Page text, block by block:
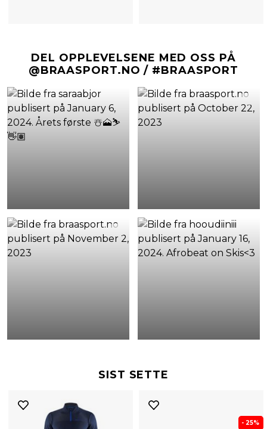
DEL OPPLEVELSENE MED OSS PÅ
@BRAASPORT.NO / #BRAASPORT
SIST SETTE
- 25%